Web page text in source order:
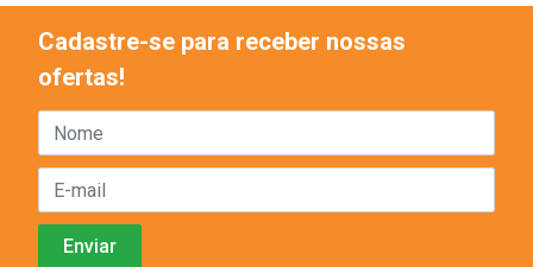
Cadastre-se para receber nossas
ofertas!